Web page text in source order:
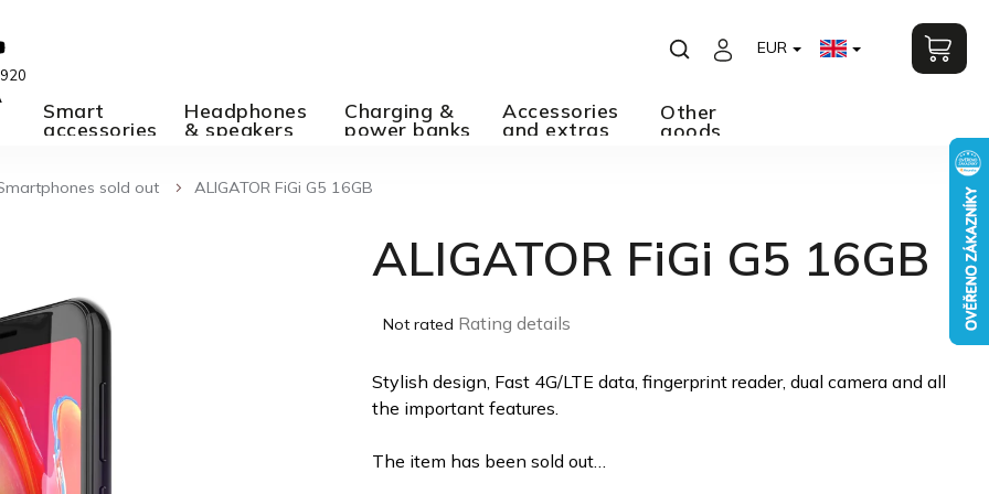
EUR
Smart
accessories
Headphones
& speakers
Charging &
power banks
Accessories
and extras
Other
goods
sold out ALIGATOR FiGi G5 16GB
ALIGATOR FiGi G5 16GB
The
product
rating
is
out
Not rated Rating details
The item has been sold out…
Stylish design, Fast 4G/LTE data, fingerprint reader, dual camera and all
the important features.